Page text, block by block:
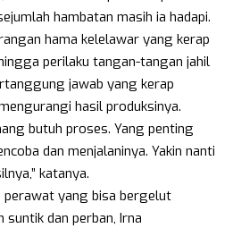
hambatan masih ia hadapi.
hama kelelawar yang kerap
perilaku tangan-tangan jahil
jawab yang kerap
hasil produksinya.
butuh proses. Yang penting
dan menjalaninya. Yakin nanti
katanya.
perawat yang bisa bergelut
suntik dan perban, Irna